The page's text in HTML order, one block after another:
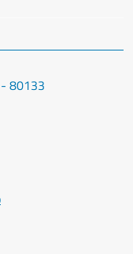
- 80133